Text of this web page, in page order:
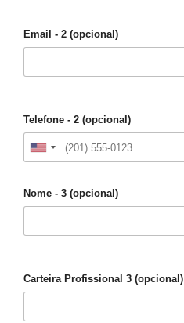
Email - 2 (opcional)
Telefone - 2 (opcional)
Nome - 3 (opcional)
Carteira Profissional 3 (opcional)